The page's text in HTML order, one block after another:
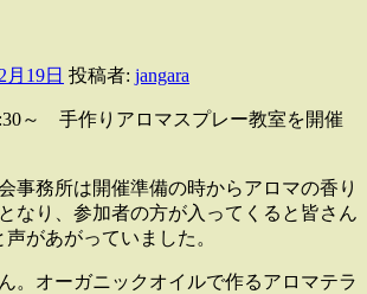
月19日 投稿者: jangara
～ 手作りアロマスプレー教室を開催
事務所は開催準備の時からアロマの香り
なり、参加者の方が入ってくると皆さん
声があがっていました。
。オーガニックオイルで作るアロマテラ